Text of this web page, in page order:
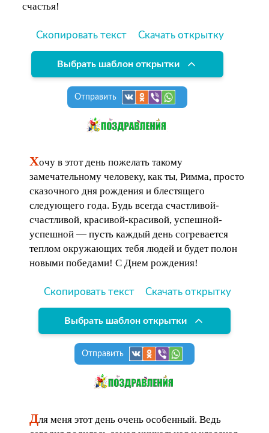
счастья!
Скопировать текст Скачать открытку
Выбрать шаблон открытки
Отправить
Хочу в этот день пожелать такому
замечательному человеку, как ты, Римма, просто
сказочного дня рождения и блестящего
следующего года. Будь всегда счастливой-
счастливой, красивой-красивой, успешной-
успешной — пусть каждый день согревается
теплом окружающих тебя людей и будет полон
новыми победами! С Днем рождения!
Скопировать текст Скачать открытку
Выбрать шаблон открытки
Отправить
Для меня этот день очень особенный. Ведь